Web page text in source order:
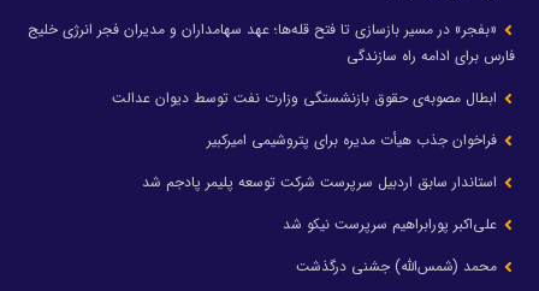
«بفجر» در مسیر بازسازی تا فتح قله‌ها؛ عهد سهامداران و مدیران فجر انرژی خلیج
فارس برای ادامه راه سازندگی
ابطال مصوبه‌ی حقوق بازنشستگی وزارت نفت توسط دیوان عدالت
فراخوان جذب هیأت مدیره برای پتروشیمی امیرکبیر
استاندار سابق اردبیل سرپرست شرکت توسعه پلیمر پادجم شد
علی‌اکبر پورابراهیم سرپرست نیکو شد
محمد (شمس‌الله) جشنی درگذشت